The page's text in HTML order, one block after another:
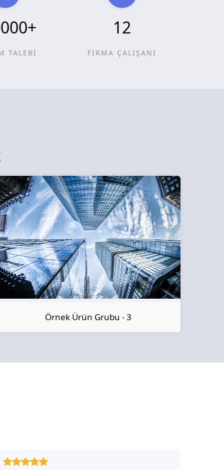
+
TALEBİ
12
FİRMA ÇALIŞANI
Örnek Ürün Grubu - 3